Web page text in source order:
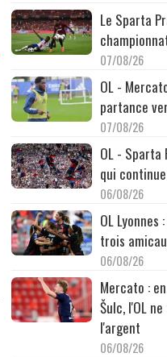
Le Sparta
07/08/26
OL -
partance
07/08/26
OL - Sparta
qui
06/08/26
OL
trois
06/08/26
Mercato :
Šulc, l'OL
l'argent
06/08/26